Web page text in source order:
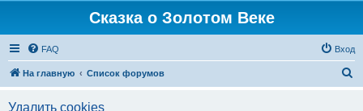
Сказка о Золотом Веке
FAQ Вход
На главную Список форумов
Удалить cookies